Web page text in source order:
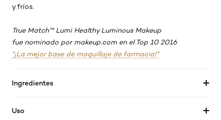
y fríos.
True Match™ Lumi Healthy Luminous Makeup
fue nominado por makeup.com en el Top 10 2016
"¡La mejor base de maquillaje de farmacia!"
Ingredientes
Uso